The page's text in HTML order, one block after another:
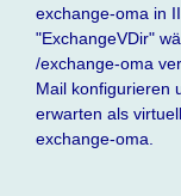
exchange-oma in
"ExchangeVDir"
/exchange-oma
Mail konfigurieren
erwarten als
exchange-oma.